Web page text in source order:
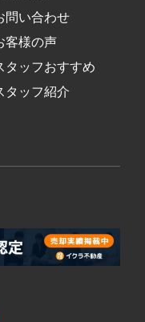
問い合わせ
客様の声
タッフおすすめ
タッフ紹介